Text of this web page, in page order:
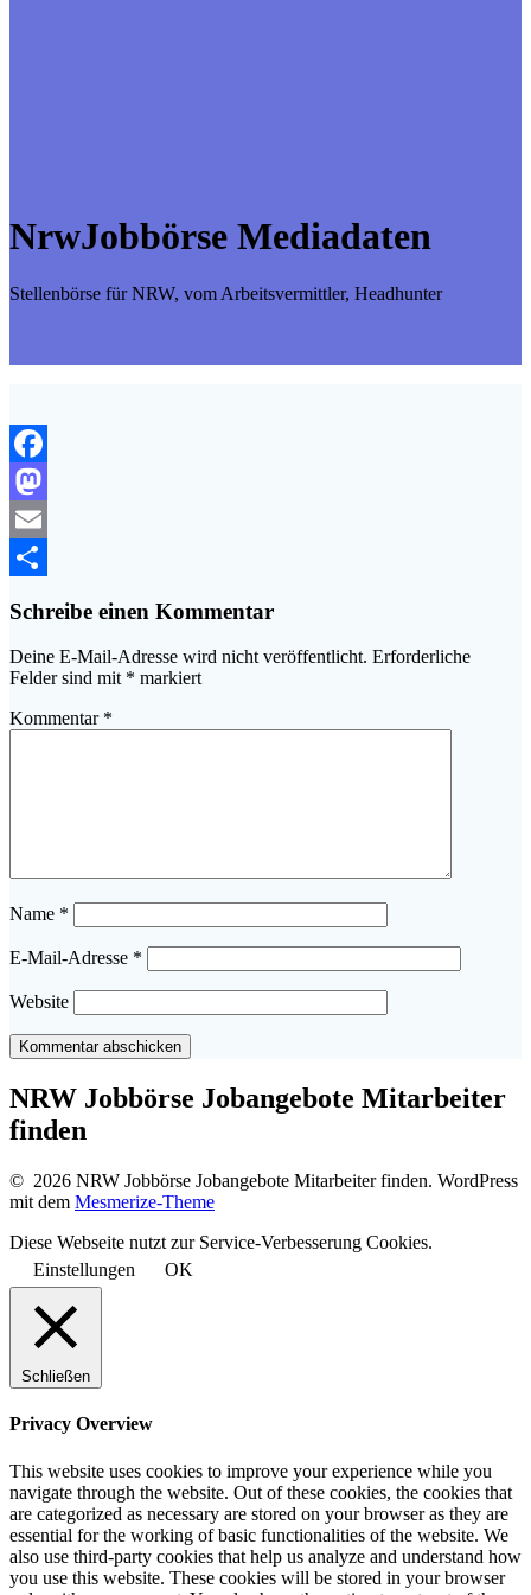
NrwJobbörse Mediadaten
Stellenbörse für NRW, vom Arbeitsvermittler, Headhunter
Facebook
Mastodon
Email
Schreibe einen Kommentar
Deine E-Mail-Adresse wird nicht veröffentlicht. Erforderliche
Felder sind mit * markiert
Kommentar *
Name *
E-Mail-Adresse *
Website
NRW Jobbörse Jobangebote Mitarbeiter
finden
© 2026 NRW Jobbörse Jobangebote Mitarbeiter finden. WordPress
mit dem Mesmerize-Theme
Diese Webseite nutzt zur Service-Verbesserung Cookies.
Einstellungen
OK
Schließen
Privacy Overview
This website uses cookies to improve your experience while you
navigate through the website. Out of these cookies, the cookies that
are categorized as necessary are stored on your browser as they are
essential for the working of basic functionalities of the website. We
also use third-party cookies that help us analyze and understand how
you use this website. These cookies will be stored in your browser